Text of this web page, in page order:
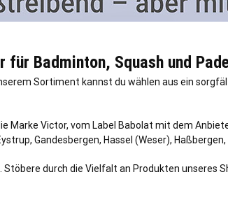
für Badminton, Squash und
Sortiment kannst du wählen aus ein
Marke Victor, vom Label Babolat mit dem
, Gandesbergen, Hassel (Weser), Haßbergen,
durch die Vielfalt an Produkten unseres